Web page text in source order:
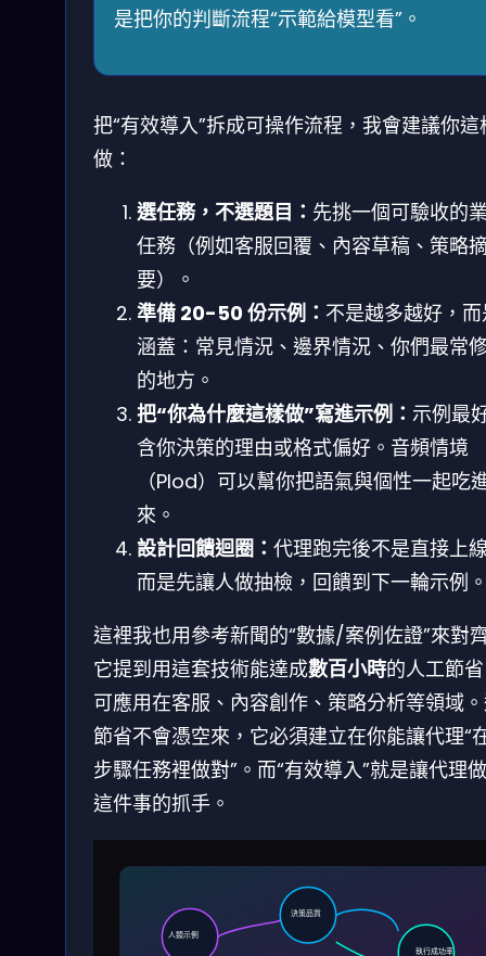
是把你的判斷流程“示範給模型看”。
把“有效導入”拆成可操作流程，我會建議你這
做：
選任務，不選題目： 先挑一個可驗收的
任務（例如客服回覆、內容草稿、策略
要）。
準備 20-50 份示例： 不是越多越好，
涵蓋：常見情況、邊界情況、你們最常
的地方。
把“你為什麼這樣做”寫進示例： 示例最
含你決策的理由或格式偏好。音頻情境
（Plod）可以幫你把語氣與個性一起吃
來。
設計回饋迴圈： 代理跑完後不是直接上
而是先讓人做抽檢，回饋到下一輪示例
這裡我也用參考新聞的“數據/案例佐證”來對
它提到用這套技術能達成數百小時的人工節
可應用在客服、內容創作、策略分析等領域
節省不會憑空來，它必須建立在你能讓代理“
步驟任務裡做對”。而“有效導入”就是讓代理
這件事的抓手。
人類示例
決策品質
執行成功率